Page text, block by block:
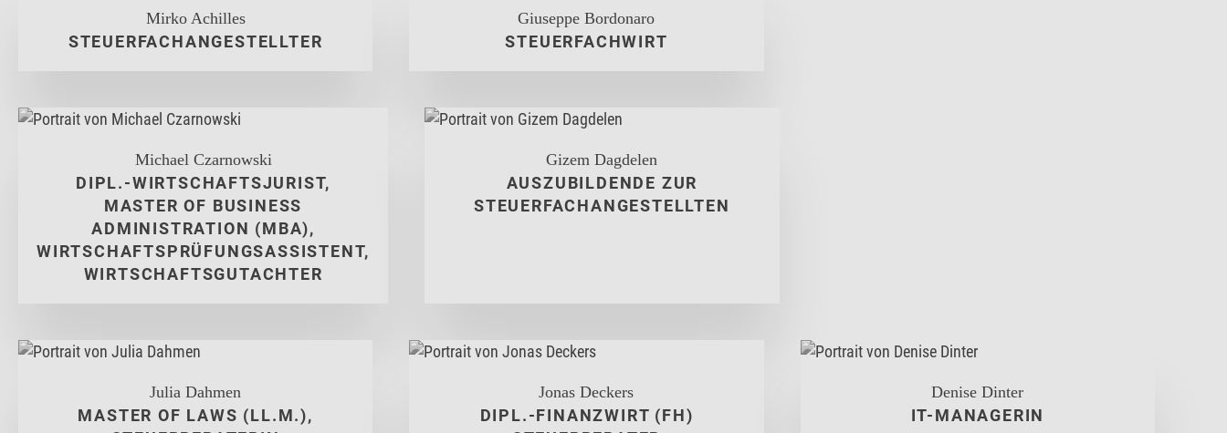
Mirko Achilles
STEUERFACHANGESTELLTER
Giuseppe Bordonaro
STEUERFACHWIRT
Michael Czarnowski
DIPL.-WIRTSCHAFTSJURIST,
MASTER OF BUSINESS
ADMINISTRATION (MBA),
WIRTSCHAFTSPRÜFUNGSASSISTENT,
WIRTSCHAFTSGUTACHTER
Gizem Dagdelen
AUSZUBILDENDE ZUR
STEUERFACHANGESTELLTEN
Julia Dahmen
MASTER OF LAWS (LL.M.),
Jonas Deckers
DIPL.-FINANZWIRT (FH)
Denise Dinter
IT-MANAGERIN